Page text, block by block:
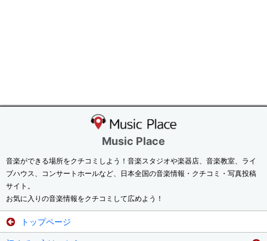
Music Place
音楽ができる場所をクチコミしよう！音楽スタジオや楽器店、音楽教室、ライ
ブハウス、コンサートホールなど、日本全国の音楽情報・クチコミ・写真投稿
サイト。
お気に入りの音楽情報をクチコミして広めよう！
トップページ